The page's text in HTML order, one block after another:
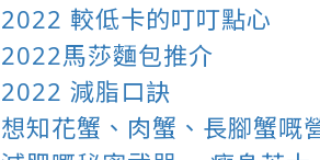
2022 較低卡的叮叮點心
2022馬莎麵包推介
2022 減脂口訣
想知花蟹、肉蟹、長腳蟹嘅